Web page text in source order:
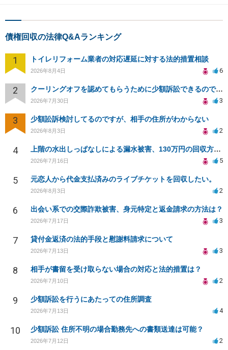
債権回収の法律Q&Aランキング
1 トイレリフォーム業者の対応遅延に対する法的措置相談
2026年8月4日 6
2 クーリングオフを認めてもらうために少額訴訟できるのでしょうか。
2026年7月30日 3
3 少額訟訴検討してるのですが、相手の住所がわからない
2026年8月3日 2
4 上階の水出しっぱなしによる漏水被害、130万円の回収方法を相談したい
2026年7月16日 5
5 元恋人から代金支払済みのライブチケットを回収したい。
2026年8月3日 2
6 出会い系での交際詐欺被害、身元特定と返金請求の方法は？
2026年7月17日 3
7 貸付金返済の法的手段と慰謝料請求について
2026年7月13日 3
8 相手が書留を受け取らない場合の対応と法的措置は？
2026年7月10日 2
9 少額訴訟を行うにあたっての住所調査
2026年7月13日 4
10 少額訴訟 住所不明の場合勤務先への書類送達は可能？
2026年7月12日 2